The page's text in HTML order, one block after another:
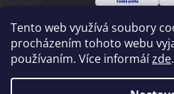
Tento web využívá soubory
procházením tohoto webu
používaním. Více informáízde.
pošta
Visa Mastercard
Copyright